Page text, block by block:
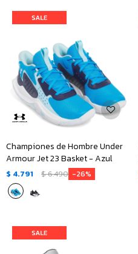
Championes de Hombre Under
Armour Jet 23 Basket - Azul
$ 4.791 $6.490 26